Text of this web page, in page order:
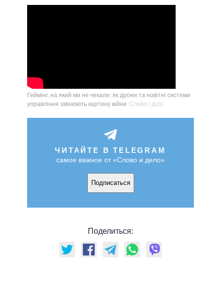
Геймінг, на який ми не чекали: як дрони та новітні системи
управління змінюють картину війни Слово і діло
ЧИТАЙТЕ В TELEGRAM
самое важное от «Слово и дело»
Подписаться
Поделиться: